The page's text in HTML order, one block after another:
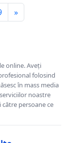
»
online. Aveți
folosind
în mass media
noastre
persoane ce